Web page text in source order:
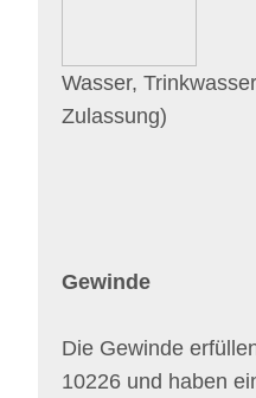
Wasser,
Zulassung)
Gewinde
Die Gewinde
10226 und haben